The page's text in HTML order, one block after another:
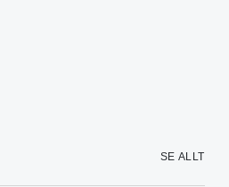
SE ALLT